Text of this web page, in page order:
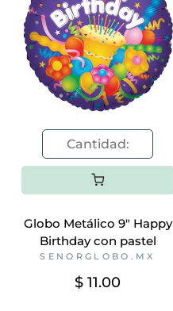
Globo Metálico 9" Happy
Birthday con pastel
SENORGLOBO.MX
$ 11.00